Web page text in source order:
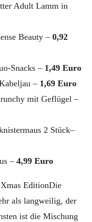
Adult Lamm in
Beauty – 0,92
Snacks – 1,49 Euro
– 1,69 Euro
mit Geflügel –
2 Stück–
– 4,99 Euro
Die
als langweilig, der
ist die Mischung